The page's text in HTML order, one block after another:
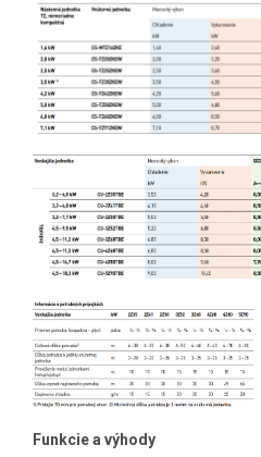
Funkcie a výhody